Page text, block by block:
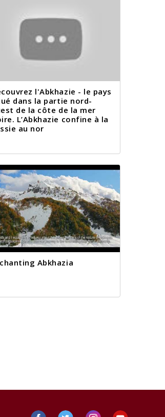
l'Abkhazie - le pays
dans la partie nord-
de la côte de la mer
L’Abkhazie confine à la
au nor
Abkhazia